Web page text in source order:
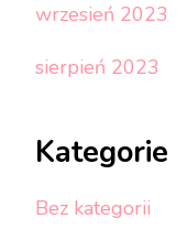
wrzesień 2023
sierpień 2023
Kategorie
Bez kategorii